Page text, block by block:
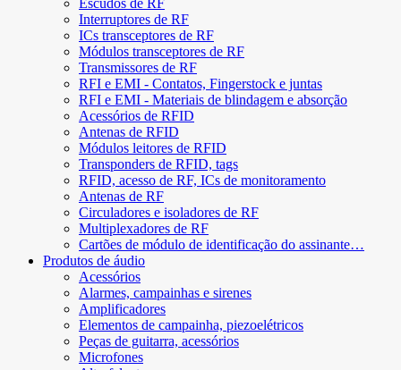
Escudos de RF
Interruptores de RF
ICs transceptores de RF
Módulos transceptores de RF
Transmissores de RF
RFI e EMI - Contatos, Fingerstock e juntas
RFI e EMI - Materiais de blindagem e absorção
Acessórios de RFID
Antenas de RFID
Módulos leitores de RFID
Transponders de RFID, tags
RFID, acesso de RF, ICs de monitoramento
Antenas de RF
Circuladores e isoladores de RF
Multiplexadores de RF
Cartões de módulo de identificação do assinante…
Produtos de áudio
Acessórios
Alarmes, campainhas e sirenes
Amplificadores
Elementos de campainha, piezoelétricos
Peças de guitarra, acessórios
Microfones